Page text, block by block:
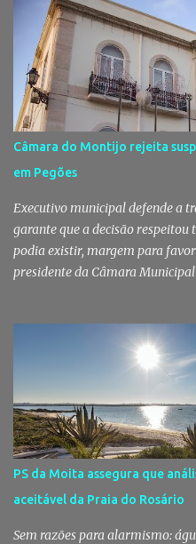
que parte das receitas
dos Bombeiros Voluntários do
comunitário que sempre
essencial da festa de 1 de
primeira edição, a White Party
uma pista de dança ao ar livre.
gerações, um momento de
mas também o reflexo daquilo
capacidade de transformar uma
mobiliza milhares de pessoas.
Câmara do Montijo rejeita
em Pegões
Executivo municipal defende a
garante que a decisão respeitou
podia existir, margem para
presidente da Câmara
decorreu com total
legais e apenas avançou para
concursos públicos terem
dúvidas sobre a adjudicação da
do Montijo veio a público
torno da adjudicação da
Pegões, uma empreitada de
ganhou destaque após uma
jornal questionou, entre outros
e a escolha da empresa
PS da Moita assegura que
aceitável da Praia do Rosário
Sem razões para alarmismo: